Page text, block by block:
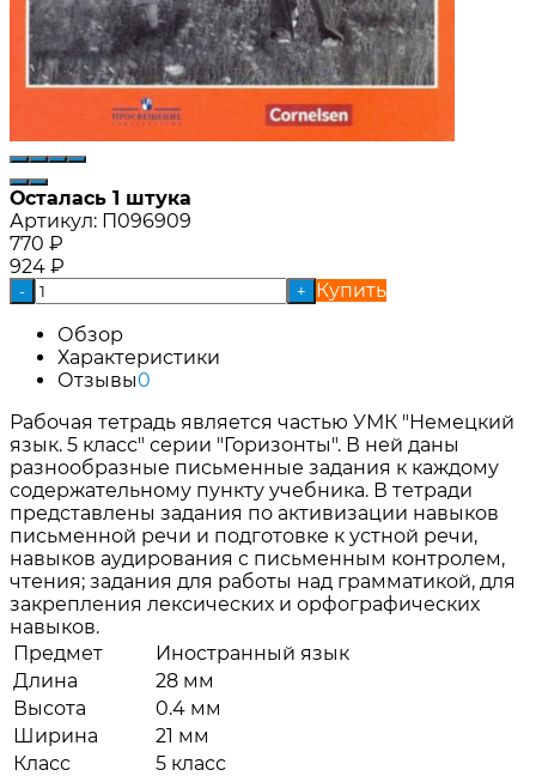
Осталась 1 штука
Артикул: П096909
770 ₽
924 ₽
- +
Купить
Обзор
Характеристики
Отзывы0
Рабочая тетрадь является частью УМК "Немецкий
язык. 5 класс" серии "Горизонты". В ней даны
разнообразные письменные задания к каждому
содержательному пункту учебника. В тетради
представлены задания по активизации навыков
письменной речи и подготовке к устной речи,
навыков аудирования с письменным контролем,
чтения; задания для работы над грамматикой, для
закрепления лексических и орфографических
навыков.
Предмет
Иностранный язык
Длина
28 мм
Высота
0.4 мм
Ширина
21 мм
Класс
5 класс